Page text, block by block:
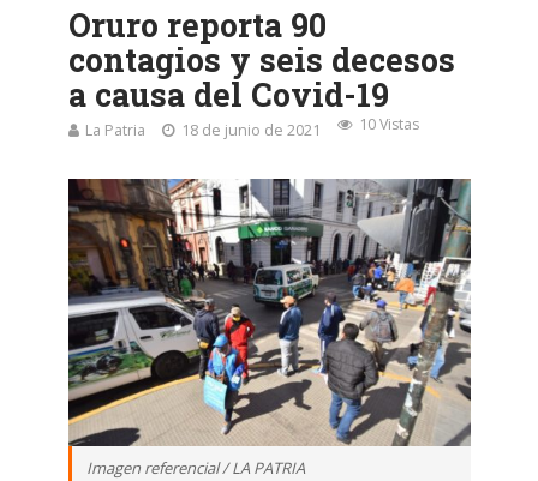
Oruro reporta 90
contagios y seis decesos
a causa del Covid-19
La Patria 18 de junio de 2021 10 Vistas
Imagen referencial / LA PATRIA